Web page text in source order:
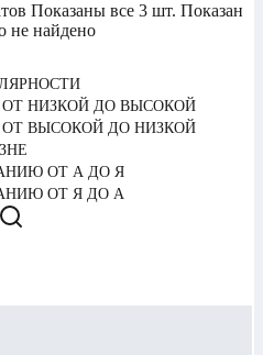
Показаны все 3 шт. Показан
не найдено
НИЗКОЙ ДО ВЫСОКОЙ
ВЫСОКОЙ ДО НИЗКОЙ
ОТ А ДО Я
ОТ Я ДО А